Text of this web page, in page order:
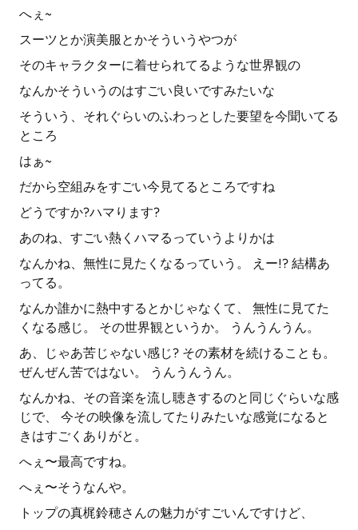
へぇ~
スーツとか演美服とかそういうやつが
そのキャラクターに着せられてるような世界観の
なんかそういうのはすごい良いですみたいな
そういう、それぐらいのふわっとした要望を今聞いてる
ところ
はぁ~
だから空組みをすごい今見てるところですね
どうですか?ハマります?
あのね、すごい熱くハマるっていうよりかは
なんかね、無性に見たくなるっていう。 えー!? 結構あ
ってる。
なんか誰かに熱中するとかじゃなくて、 無性に見てた
くなる感じ。 その世界観というか。 うんうんうん。
あ、じゃあ苦じゃない感じ? その素材を続けることも。
ぜんぜん苦ではない。 うんうんうん。
なんかね、その音楽を流し聴きするのと同じぐらいな感
じで、 今その映像を流してたりみたいな感覚になると
きはすごくありがと。
へぇ〜最高ですね。
へぇ〜そうなんや。
トップの真梶鈴穂さんの魅力がすごいんですけど、